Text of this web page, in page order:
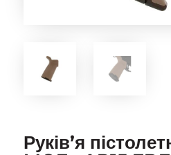
Руків’я